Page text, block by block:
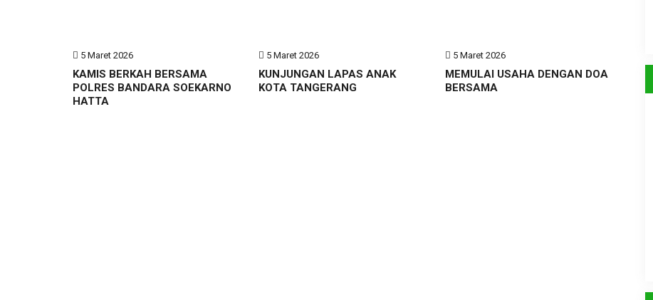
5 Maret 2026
KAMIS BERKAH BERSAMA
POLRES BANDARA SOEKARNO
HATTA
5 Maret 2026
KUNJUNGAN LAPAS ANAK
KOTA TANGERANG
5 Maret 2026
MEMULAI USAHA DENGAN DOA
BERSAMA